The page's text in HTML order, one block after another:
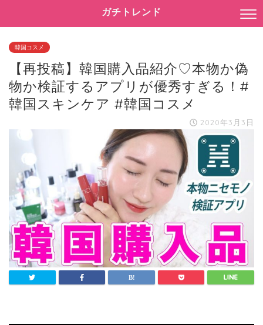
ガチトレンド
韓国コスメ
【再投稿】韓国購入品紹介♡本物か偽
物か検証するアプリが優秀すぎる！#
韓国スキンケア #韓国コスメ
2020年3月3日